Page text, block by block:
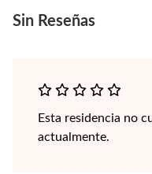
Sin Reseñas
Esta residencia no
actualmente.